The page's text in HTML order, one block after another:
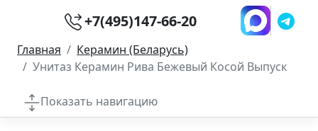
+7(495)147-66-20
Главная
Керамин (Беларусь)
Унитаз Керамин Рива Бежевый Косой Выпуск
Показать навигацию